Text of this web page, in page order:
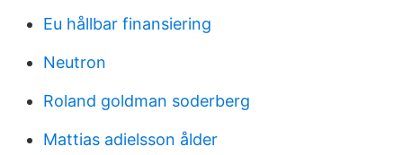
Eu hållbar finansiering
Neutron
Roland goldman soderberg
Mattias adielsson ålder